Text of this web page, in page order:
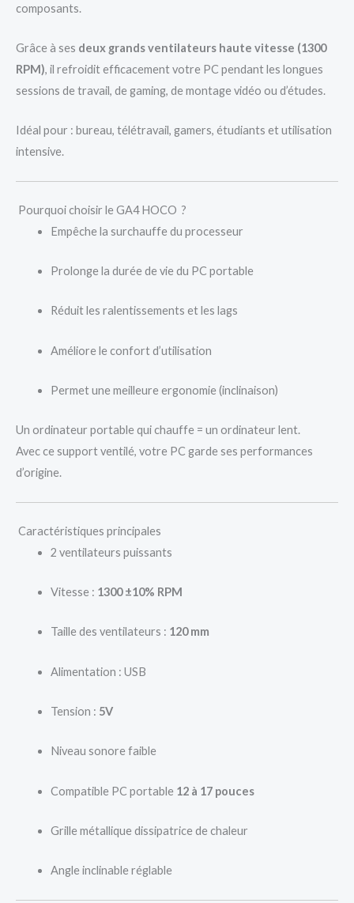
composants.
Grâce à ses deux grands ventilateurs haute vitesse (1300
RPM), il refroidit efficacement votre PC pendant les longues
sessions de travail, de gaming, de montage vidéo ou d’études.
Idéal pour : bureau, télétravail, gamers, étudiants et utilisation
intensive.
Pourquoi choisir le GA4 HOCO ?
Empêche la surchauffe du processeur
Prolonge la durée de vie du PC portable
Réduit les ralentissements et les lags
Améliore le confort d’utilisation
Permet une meilleure ergonomie (inclinaison)
Un ordinateur portable qui chauffe = un ordinateur lent.
Avec ce support ventilé, votre PC garde ses performances
d’origine.
Caractéristiques principales
2 ventilateurs puissants
Vitesse : 1300 ±10% RPM
Taille des ventilateurs : 120 mm
Alimentation : USB
Tension : 5V
Niveau sonore faible
Compatible PC portable 12 à 17 pouces
Grille métallique dissipatrice de chaleur
Angle inclinable réglable